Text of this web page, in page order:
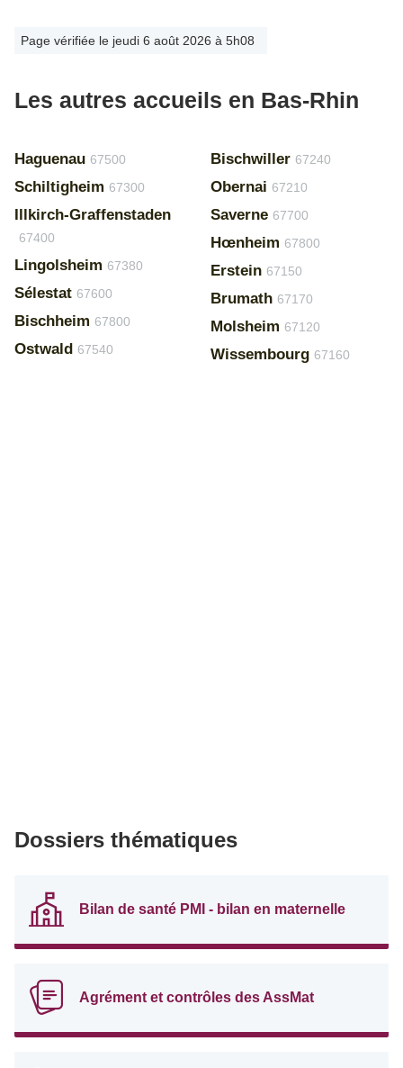
Page vérifiée le jeudi 6 août 2026 à 5h08
Les autres accueils en Bas-Rhin
Haguenau 67500
Schiltigheim 67300
Illkirch-Graffenstaden
67400
Lingolsheim 67380
Sélestat 67600
Bischheim 67800
Ostwald 67540
Bischwiller 67240
Obernai 67210
Saverne 67700
Hœnheim 67800
Erstein 67150
Brumath 67170
Molsheim 67120
Wissembourg 67160
Dossiers thématiques
Bilan de santé PMI - bilan en maternelle
Agrément et contrôles des AssMat